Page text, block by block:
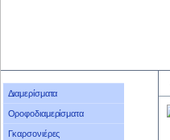
Διαμερίσματα
Οροφοδιαμερίσματα
Γκαρσονιέρες